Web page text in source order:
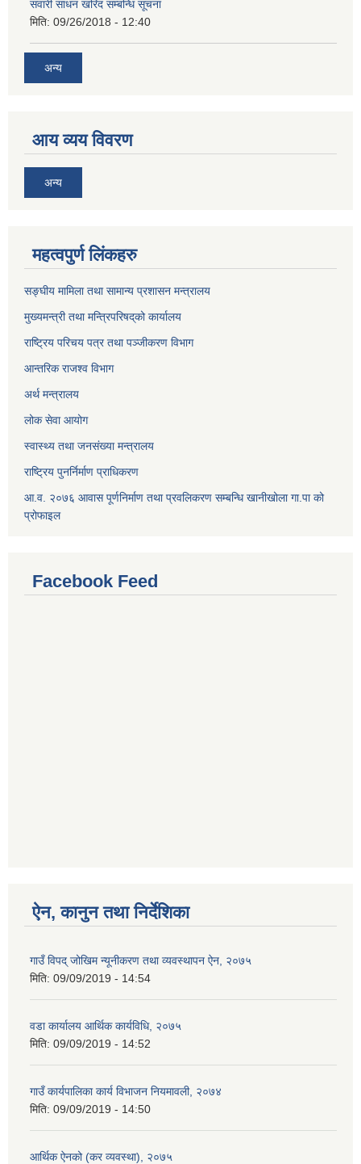
सवारी साधन खरिद सम्बन्धि सूचना
मिति: 09/26/2018 - 12:40
अन्य
आय व्यय विवरण
अन्य
महत्वपुर्ण लिंकहरु
सङ्घीय मामिला तथा सामान्य प्रशासन मन्त्रालय
मुख्यमन्त्री तथा मन्त्रिपरिषद्‌को कार्यालय
राष्ट्रिय परिचय पत्र तथा पञ्जीकरण विभाग
आन्तरिक राजश्व विभाग
अर्थ मन्त्रालय
लोक सेवा आयोग
स्वास्थ्य तथा जनसंख्या मन्त्रालय
राष्ट्रिय पुनर्निर्माण प्राधिकरण
आ.व. २०७६ आवास पूर्णनिर्माण तथा प्रवलिकरण सम्बन्धि खानीखोला गा.पा को
प्रोफाइल
Facebook Feed
ऐन, कानुन तथा निर्देशिका
गाउँ विपद् जोखिम न्यूनीकरण तथा व्यवस्थापन ऐन, २०७५
मिति: 09/09/2019 - 14:54
वडा कार्यालय आर्थिक कार्यविधि, २०७५
मिति: 09/09/2019 - 14:52
गाउँ कार्यपालिका कार्य विभाजन नियमावली, २०७४
मिति: 09/09/2019 - 14:50
आर्थिक ऐनको (कर व्यवस्था), २०७५